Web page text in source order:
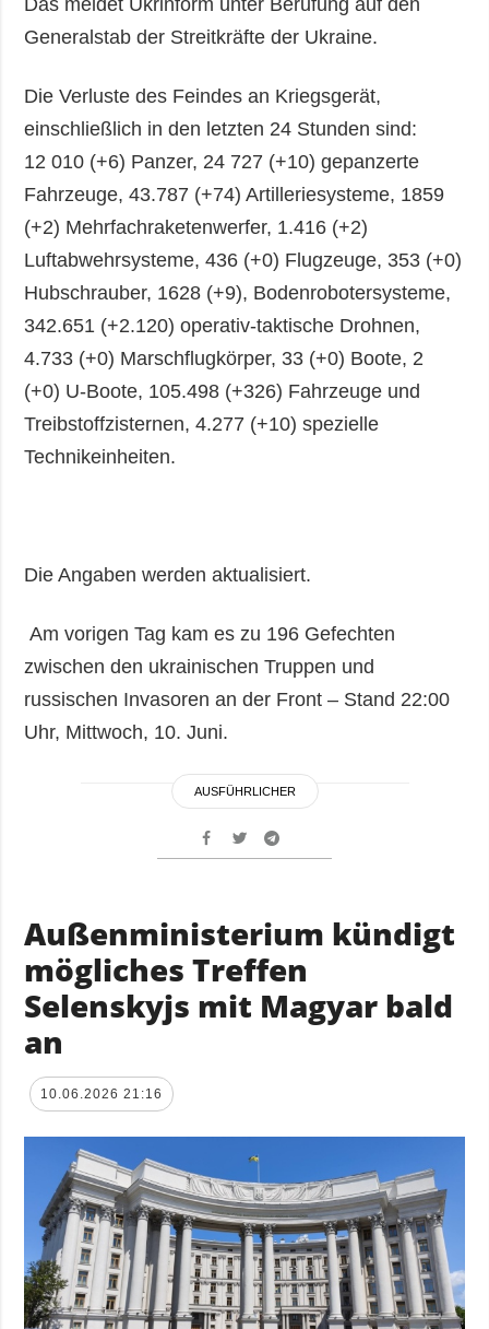
Generalstab der Streitkräfte der Ukraine.
Die Verluste des Feindes an Kriegsgerät,
einschließlich in den letzten 24 Stunden sind:
12 010 (+6) Panzer, 24 727 (+10) gepanzerte
Fahrzeuge, 43.787 (+74) Artilleriesysteme, 1859
(+2) Mehrfachraketenwerfer, 1.416 (+2)
Luftabwehrsysteme, 436 (+0) Flugzeuge, 353 (+0)
Hubschrauber, 1628 (+9), Bodenrobotersysteme,
342.651 (+2.120) operativ-taktische Drohnen,
4.733 (+0) Marschflugkörper, 33 (+0) Boote, 2
(+0) U-Boote, 105.498 (+326) Fahrzeuge und
Treibstoffzisternen, 4.277 (+10) spezielle
Technikeinheiten.
Die Angaben werden aktualisiert.
Am vorigen Tag kam es zu 196 Gefechten
zwischen den ukrainischen Truppen und
russischen Invasoren an der Front – Stand 22:00
Uhr, Mittwoch, 10. Juni.
AUSFÜHRLICHER
Außenministerium kündigt
mögliches Treffen
Selenskyjs mit Magyar bald
an
10.06.2026 21:16